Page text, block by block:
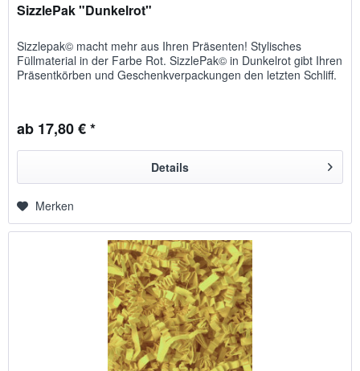
SizzlePak "Dunkelrot"
Sizzlepak© macht mehr aus Ihren Präsenten! Stylisches
Füllmaterial in der Farbe Rot. SizzlePak© in Dunkelrot gibt Ihren
Präsentkörben und Geschenkverpackungen den letzten Schliff.
ab 17,80 € *
Details
Merken